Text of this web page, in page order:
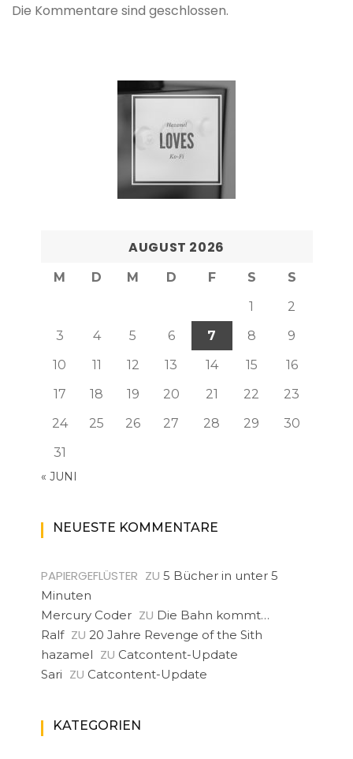
Die Kommentare sind geschlossen.
AUGUST 2026
M D M D F S
S
1
2
3
4 5 6 7 8
9
10
11 12 13 14 15
16
17
18 19 20 21 22
23
24
25 26 27 28 29
30
31
« JUNI
NEUESTE KOMMENTARE
PAPIERGEFLÜSTER ZU 5 Bücher in unter 5
Minuten
Mercury Coder ZU Die Bahn kommt…
Ralf ZU 20 Jahre Revenge of the Sith
hazamel ZU Catcontent-Update
Sari ZU Catcontent-Update
KATEGORIEN